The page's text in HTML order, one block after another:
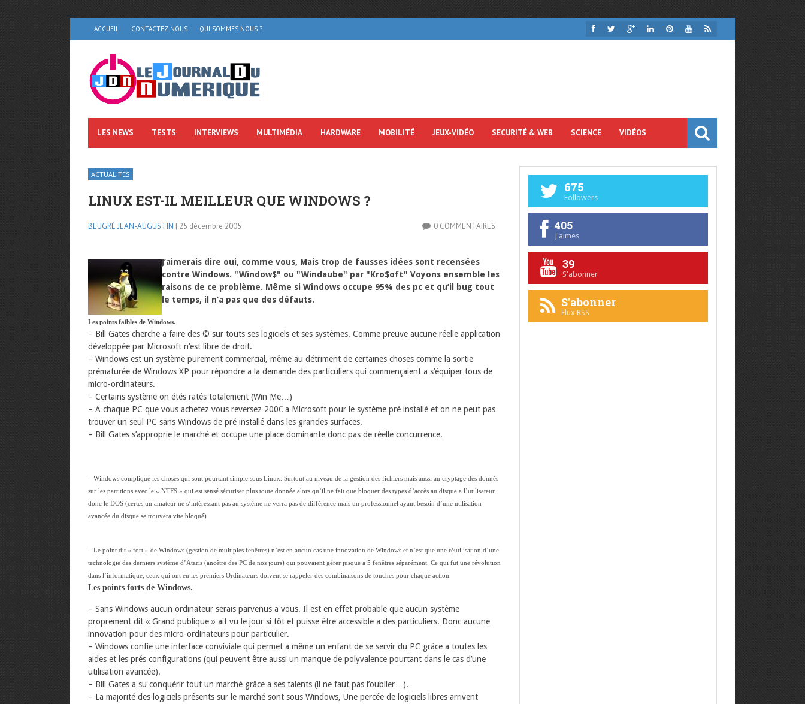
ACCUEIL CONTACTEZ-NOUS QUI SOMMES NOUS ?
LES NEWS TESTS INTERVIEWS MULTIMÉDIA HARDWARE MOBILITÉ JEUX-VIDÉO SECURITÉ & WEB SCIENCE VIDÉOS
ACTUALITÉS
LINUX EST-IL MEILLEUR QUE WINDOWS ?
BEUGRÉ JEAN-AUGUSTIN | 25 décembre 2005 0 COMMENTAIRES
J’aimerais dire oui, comme vous, Mais trop de fausses idées sont recensées
contre Windows. "Window$" ou "Windaube" par "Kro$oft" Voyons ensemble les
raisons de ce problème. Même si Windows occupe 95% des pc et qu’il bug tout
le temps, il n’a pas que des défauts.
Les points faibles de Windows.
– Bill Gates cherche a faire des © sur touts ses logiciels et ses systèmes. Comme preuve aucune réelle application
développée par Microsoft n’est libre de droit.
– Windows est un système purement commercial, même au détriment de certaines choses comme la sortie
prématurée de Windows XP pour répondre a la demande des particuliers qui commençaient a s’équiper tous de
micro-ordinateurs.
– Certains système on étés ratés totalement (Win Me…)
– A chaque PC que vous achetez vous reversez 200€ a Microsoft pour le système pré installé et on ne peut pas
trouver un seul PC sans Windows de pré installé dans les grandes surfaces.
– Bill Gates s’approprie le marché et occupe une place dominante donc pas de réelle concurrence.
– Windows complique les choses qui sont pourtant simple sous Linux. Surtout au niveau de la gestion des fichiers mais aussi au cryptage des donnés
sur les partitions avec le « NTFS » qui est sensé sécuriser plus toute donnée alors qu’il ne fait que bloquer des types d’accès au disque a l’utilisateur
donc le DOS (certes un amateur ne s’intéressant pas au système ne verra pas de différence mais un professionnel ayant besoin d’une utilisation
avancée du disque se trouvera vite bloqué)
– Le point dit « fort » de Windows (gestion de multiples fenêtres) n’est en aucun cas une innovation de Windows et n’est que une réutilisation d’une
technologie des derniers système d’Ataris (ancêtre des PC de nos jours) qui pouvaient gérer jusque a 5 fenêtres séparément. Ce qui fut une révolution
dans l’informatique, ceux qui ont eu les premiers Ordinateurs doivent se rappeler des combinaisons de touches pour chaque action.
Les points forts de Windows.
– Sans Windows aucun ordinateur serais parvenus a vous. Il est en effet probable que aucun système
proprement dit « Grand publique » ait vu le jour si tôt et puisse être accessible a des particuliers. Donc aucune
innovation pour des micro-ordinateurs pour particulier.
– Windows confie une interface conviviale qui permet à même un enfant de se servir du PC grâce a toutes les
aides et les prés configurations (qui peuvent être aussi un manque de polyvalence pourtant dans le cas d’une
utilisation avancée).
– Bill Gates a su conquérir tout un marché grâce a ses talents (il ne faut pas l’oublier…).
– La majorité des logiciels présents sur le marché sont sous Windows, Une percée de logiciels libres arrivent
675
Followers
405
J'aimes
39
S'abonner
S'abonner
Flux RSS